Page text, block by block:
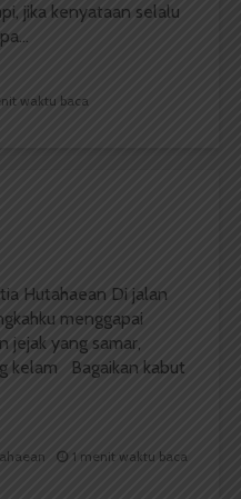
jika kenyataan selalu
waktu baca
Hutahaean Di jalan
menggapai
jejak yang samar,
kelam Bagaikan kabut
1 menit waktu baca